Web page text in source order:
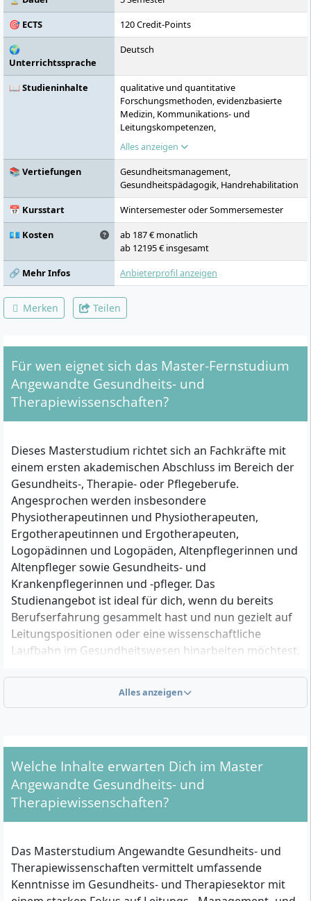
🎯 ECTS
120 Credit-Points
🌍
Unterrichtssprache
Deutsch
📖 Studieninhalte
qualitative und quantitative
Forschungsmethoden, evidenzbasierte
Medizin, Kommunikations- und
Leitungskompetenzen,
Innovationsmanagement,
Projektmanagement,
Organisationsentwicklung im
Gesundheitswesen, Management- und
Führungsqualifikationen,
Forschungskompetenzen
Alles anzeigen
📚 Vertiefungen
Gesundheitsmanagement,
Gesundheitspädagogik, Handrehabilitation
📅 Kursstart
Wintersemester oder Sommersemester
💶 Kosten
ab 187 € monatlich
ab 12195 € insgesamt
🔗 Mehr Infos
Anbieterprofil anzeigen
Merken Teilen
Für wen eignet sich das Master-Fernstudium
Angewandte Gesundheits- und
Therapiewissenschaften?
Dieses Masterstudium richtet sich an Fachkräfte mit
einem ersten akademischen Abschluss im Bereich der
Gesundheits-, Therapie- oder Pflegeberufe.
Angesprochen werden insbesondere
Physiotherapeutinnen und Physiotherapeuten,
Ergotherapeutinnen und Ergotherapeuten,
Logopädinnen und Logopäden, Altenpflegerinnen und
Altenpfleger sowie Gesundheits- und
Krankenpflegerinnen und -pfleger. Das
Studienangebot ist ideal für dich, wenn du bereits
Berufserfahrung gesammelt hast und nun gezielt auf
Leitungspositionen oder eine wissenschaftliche
Laufbahn im Gesundheitswesen hinarbeiten möchtest.
Exakte Zugangsvoraussetzungen laut DIPLOMA
Hochschule
Hochschulstudium (Bachelor oder Diplom) in einem
der folgenden Bereiche:
Gesundheitswissenschaften
Therapiewissenschaften
Ergotherapie
Logopädie
Altenpflege
Alles anzeigen
Welche Inhalte erwarten Dich im Master
Angewandte Gesundheits- und
Therapiewissenschaften?
Das Masterstudium Angewandte Gesundheits- und
Therapiewissenschaften vermittelt umfassende
Kenntnisse im Gesundheits- und Therapiesektor mit